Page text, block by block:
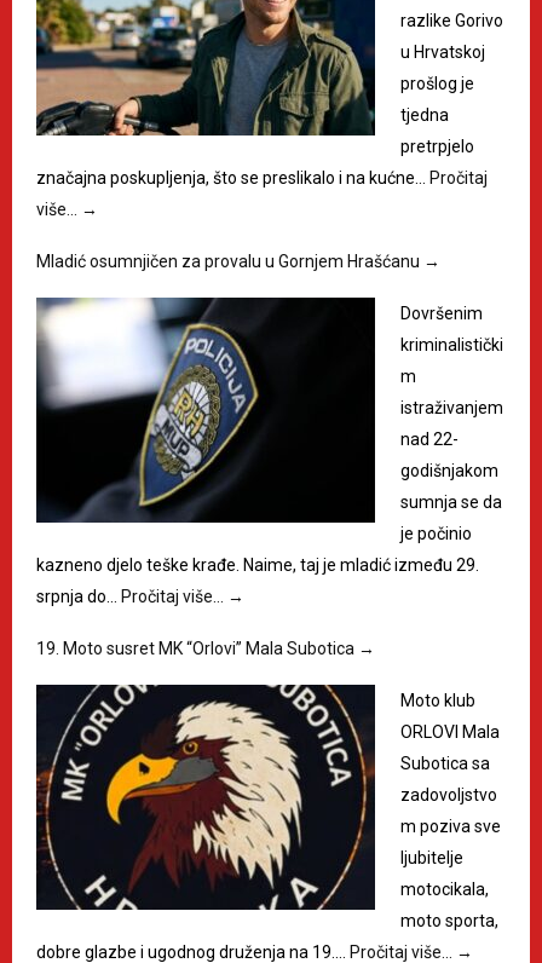
razlike Gorivo
u Hrvatskoj
prošlog je
tjedna
pretrpjelo
značajna poskupljenja, što se preslikalo i na kućne… Pročitaj
više…
→
Mladić osumnjičen za provalu u Gornjem Hrašćanu →
Dovršenim
kriminalistički
m
istraživanjem
nad 22-
godišnjakom
sumnja se da
je počinio
kazneno djelo teške krađe. Naime, taj je mladić između 29.
srpnja do… Pročitaj više… →
19. Moto susret MK “Orlovi” Mala Subotica →
Moto klub
ORLOVI Mala
Subotica sa
zadovoljstvo
m poziva sve
ljubitelje
motocikala,
moto sporta,
dobre glazbe i ugodnog druženja na 19.… Pročitaj više… →